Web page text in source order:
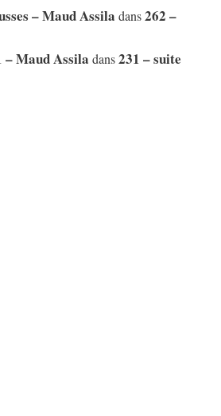
– Maud Assila dans262 –
– Maud Assila dans231 – suite